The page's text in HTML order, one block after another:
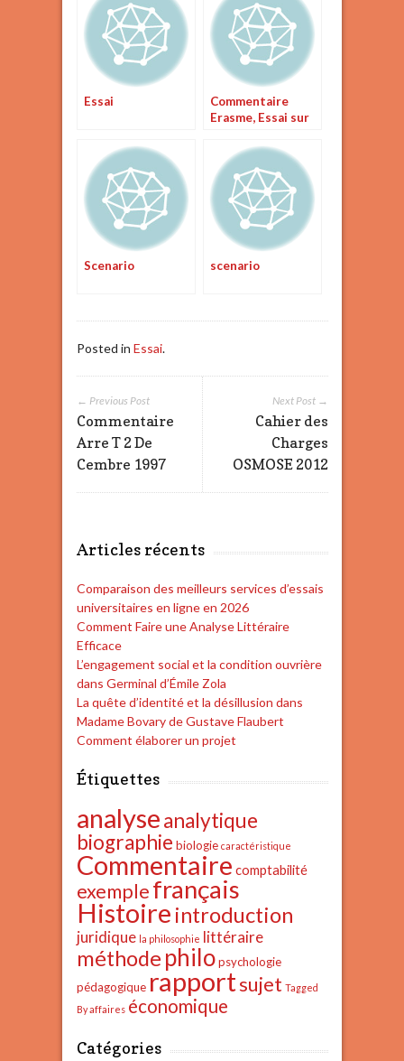
Essai
Commentaire
Erasme, Essai sur
Scenario scenario
Posted in Essai.
Next Post →
Cahier des
Charges
OSMOSE 2012
← Previous Post
Commentaire
Arre T 2 De
Cembre 1997
Articles récents
Comparaison des meilleurs services d’essais
universitaires en ligne en 2026
Comment Faire une Analyse Littéraire
Efficace
L’engagement social et la condition ouvrière
dans Germinal d’Émile Zola
La quête d’identité et la désillusion dans
Madame Bovary de Gustave Flaubert
Comment élaborer un projet
Étiquettes
analyseanalytique
biographie biologie caractéristique
Commentaire comptabilité
exemplefrançais
Histoire introduction
juridique la philosophie littéraire
méthode philo psychologie
pédagogique rapportsujet Tagged
By affaires économique
Catégories